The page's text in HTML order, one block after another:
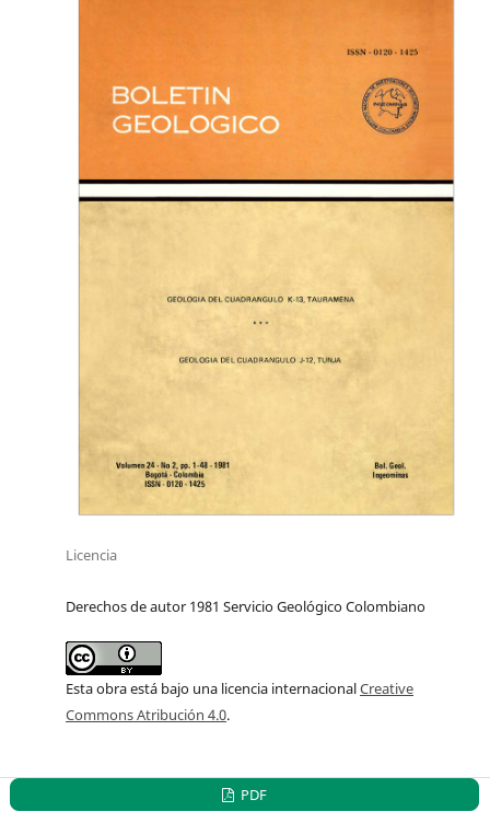
Licencia
Derechos de autor 1981 Servicio Geológico Colombiano
Esta obra está bajo una licencia internacionalCreative
Commons Atribución 4.0.
PDF